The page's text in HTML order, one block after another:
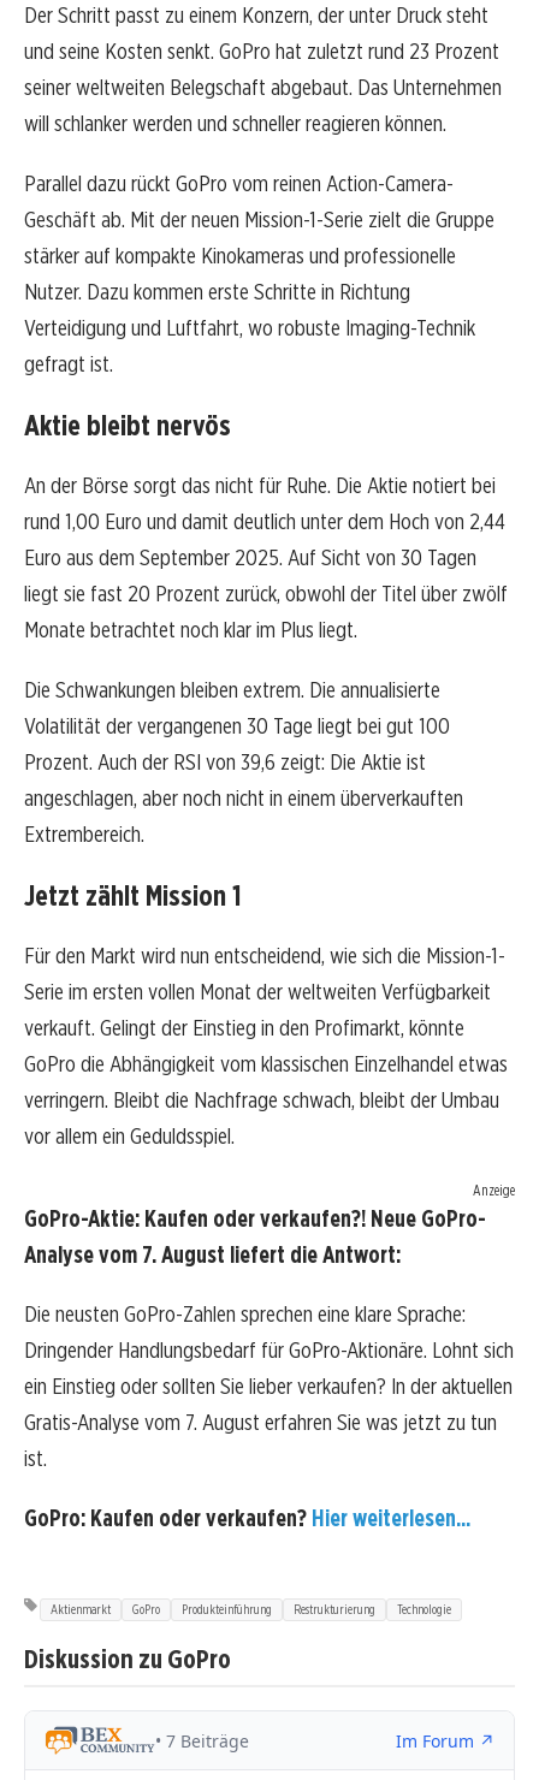
Der Schritt passt zu einem Konzern, der unter Druck steht
und seine Kosten senkt. GoPro hat zuletzt rund 23 Prozent
seiner weltweiten Belegschaft abgebaut. Das Unternehmen
will schlanker werden und schneller reagieren können.
Parallel dazu rückt GoPro vom reinen Action-Camera-
Geschäft ab. Mit der neuen Mission-1-Serie zielt die Gruppe
stärker auf kompakte Kinokameras und professionelle
Nutzer. Dazu kommen erste Schritte in Richtung
Verteidigung und Luftfahrt, wo robuste Imaging-Technik
gefragt ist.
Aktie bleibt nervös
An der Börse sorgt das nicht für Ruhe. Die Aktie notiert bei
rund 1,00 Euro und damit deutlich unter dem Hoch von 2,44
Euro aus dem September 2025. Auf Sicht von 30 Tagen
liegt sie fast 20 Prozent zurück, obwohl der Titel über zwölf
Monate betrachtet noch klar im Plus liegt.
Die Schwankungen bleiben extrem. Die annualisierte
Volatilität der vergangenen 30 Tage liegt bei gut 100
Prozent. Auch der RSI von 39,6 zeigt: Die Aktie ist
angeschlagen, aber noch nicht in einem überverkauften
Extrembereich.
Jetzt zählt Mission 1
Für den Markt wird nun entscheidend, wie sich die Mission-1-
Serie im ersten vollen Monat der weltweiten Verfügbarkeit
verkauft. Gelingt der Einstieg in den Profimarkt, könnte
GoPro die Abhängigkeit vom klassischen Einzelhandel etwas
verringern. Bleibt die Nachfrage schwach, bleibt der Umbau
vor allem ein Geduldsspiel.
Anzeige
GoPro-Aktie: Kaufen oder verkaufen?! Neue GoPro-
Analyse vom 7. August liefert die Antwort:
Die neusten GoPro-Zahlen sprechen eine klare Sprache:
Dringender Handlungsbedarf für GoPro-Aktionäre. Lohnt sich
ein Einstieg oder sollten Sie lieber verkaufen? In der aktuellen
Gratis-Analyse vom 7. August erfahren Sie was jetzt zu tun
ist.
GoPro: Kaufen oder verkaufen? Hier weiterlesen...
Aktienmarkt GoPro Produkteinführung Restrukturierung Technologie
Diskussion zu GoPro